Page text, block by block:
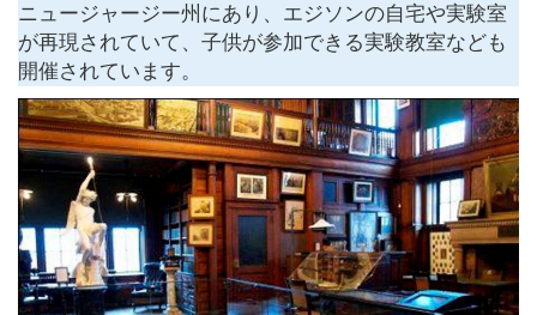
ニュージャージー州にあり、エジソンの自宅や実験室
が再現されていて、子供が参加できる実験教室なども
開催されています。